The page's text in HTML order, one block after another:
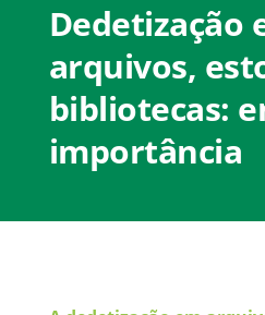
Dedetização
arquivos,
bibliotecas:
importância